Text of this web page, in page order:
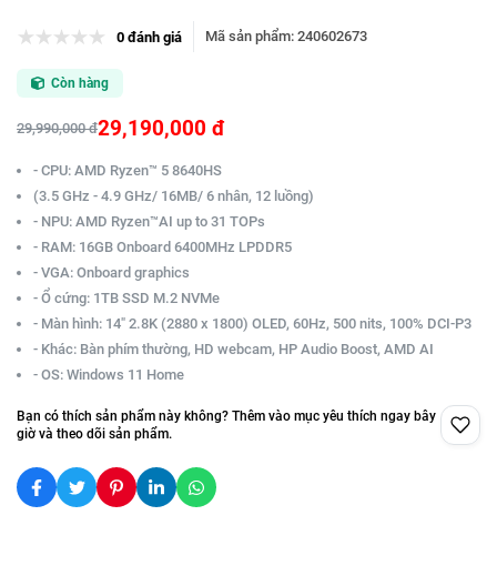
0 đánh giá Mã sản phẩm: 240602673
Còn hàng
29,990,000 đ29,190,000 đ
- CPU: AMD Ryzen™ 5 8640HS
(3.5 GHz - 4.9 GHz/ 16MB/ 6 nhân, 12 luồng)
- NPU: AMD Ryzen™AI up to 31 TOPs
- RAM: 16GB Onboard 6400MHz LPDDR5
- VGA: Onboard graphics
- Ổ cứng: 1TB SSD M.2 NVMe
- Màn hình: 14" 2.8K (2880 x 1800) OLED, 60Hz, 500 nits, 100% DCI-P3
- Khác: Bàn phím thường, HD webcam, HP Audio Boost, AMD AI
- OS: Windows 11 Home
Bạn có thích sản phẩm này không? Thêm vào mục yêu thích ngay bây
giờ và theo dõi sản phẩm.